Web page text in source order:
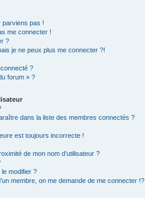
parviens pas !
me connecter !
?
je ne peux plus me connecter ?!
?
forum » ?
dans la liste des membres connectés ?
est toujours incorrecte !
de mon nom d’utilisateur ?
modifier ?
membre, on me demande de me connecter !?